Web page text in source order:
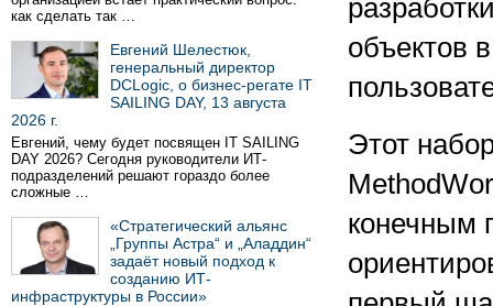
как сделать так …
Евгений Шелестюк,
генеральный директор
DCLogic, о бизнес-регате IT
SAILING DAY, 13 августа
2026 г.
Евгений, чему будет посвящен IT SAILING
DAY 2026? Сегодня руководители ИТ-
подразделений решают гораздо более
сложные …
«Стратегический альянс
„Группы Астра“ и „Аладдин“
задаёт новый подход к
созданию ИТ-
инфраструктуры в России»
объектов
Этот
конечным